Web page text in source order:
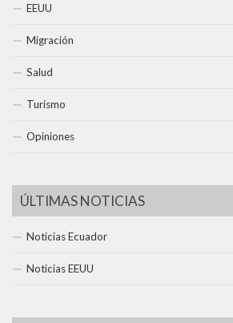
EEUU
Migración
Salud
Turismo
Opiniones
ÚLTIMAS NOTICIAS
Noticias Ecuador
Noticias EEUU